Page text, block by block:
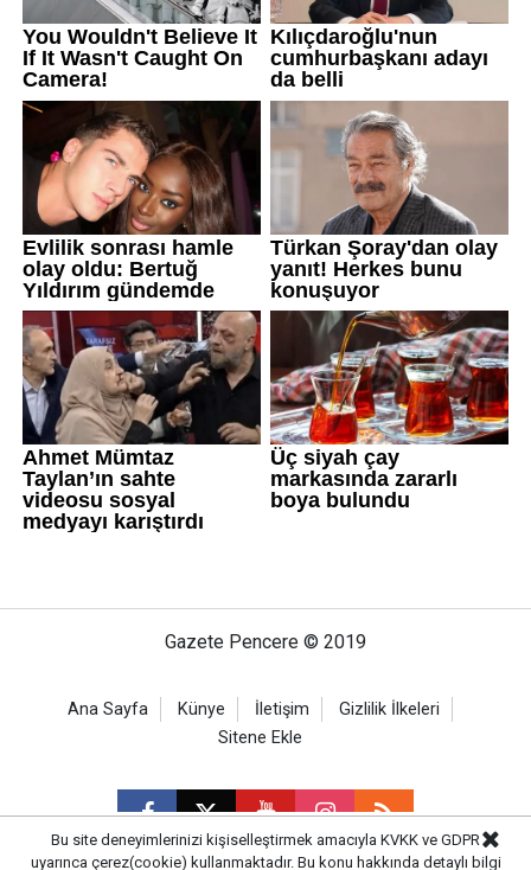
Gazete Pencere © 2019
Ana Sayfa Künye İletişim
Gizlilik İlkeleri
Sitene Ekle
Bu site deneyimlerinizi kişiselleştirmek amacıyla KVKK ve GDPR
uyarınca çerez(cookie) kullanmaktadır. Bu konu hakkında detaylı bilgi